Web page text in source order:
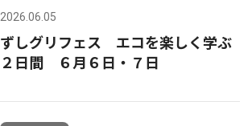
2026.06.05
ずしグリフェス エコを楽しく学ぶ
２日間 ６月６日・７日